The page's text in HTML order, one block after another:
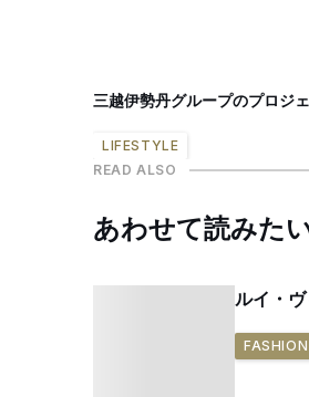
三越伊勢丹グループのプロジ
LIFESTYLE
READ ALSO
あわせて読みた
ルイ・
FASHION